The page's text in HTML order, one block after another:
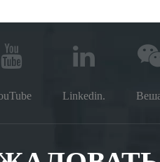
Linkedin.